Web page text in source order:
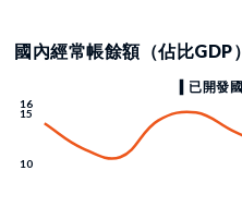
國內經常帳餘額（佔比GDP）